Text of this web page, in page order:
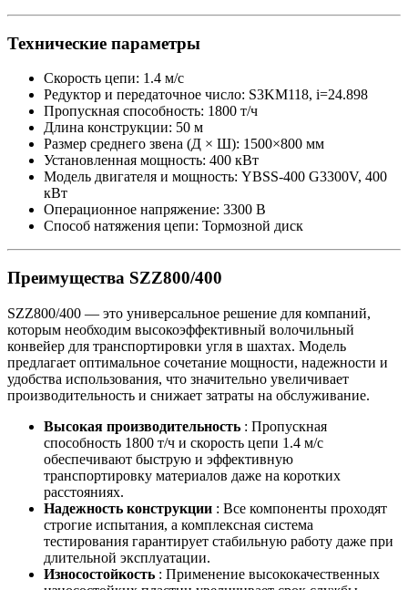
Технические параметры
Скорость цепи: 1.4 м/с
Редуктор и передаточное число: S3KM118, i=24.898
Пропускная способность: 1800 т/ч
Длина конструкции: 50 м
Размер среднего звена (Д × Ш): 1500×800 мм
Установленная мощность: 400 кВт
Модель двигателя и мощность: YBSS-400 G3300V, 400
кВт
Операционное напряжение: 3300 В
Способ натяжения цепи: Тормозной диск
Преимущества SZZ800/400
SZZ800/400 — это универсальное решение для компаний,
которым необходим высокоэффективный волочильный
конвейер для транспортировки угля в шахтах. Модель
предлагает оптимальное сочетание мощности, надежности и
удобства использования, что значительно увеличивает
производительность и снижает затраты на обслуживание.
Высокая производительность : Пропускная
способность 1800 т/ч и скорость цепи 1.4 м/с
обеспечивают быструю и эффективную
транспортировку материалов даже на коротких
расстояниях.
Надежность конструкции : Все компоненты проходят
строгие испытания, а комплексная система
тестирования гарантирует стабильную работу даже при
длительной эксплуатации.
Износостойкость : Применение высококачественных